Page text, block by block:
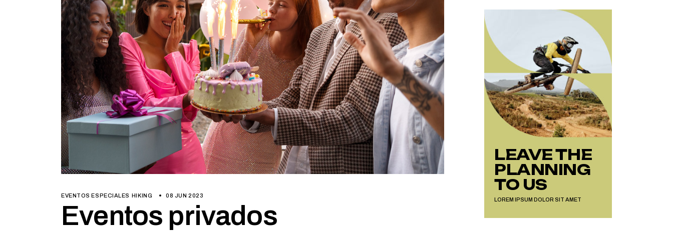
PERSONAL TÉCNICA 1
HORA
MEMBRESÍA: PASE DIARIO 2
HORAS – PRIMERA VEZ
MEMBRESÍA: PUNCH CARD
6 SESIONES
MEMBRESÍA: PUNCH CARD
10 SESIONES
MEMBRESÍA: CLASE
GRUPAL TÉCNICA 2 HORAS
MEMBRESÍA: PUNCH CARD
10 SESIONES
MEMBRESÍA: CLASE
GRUPAL TÉCNICA 2 HORAS
EVENTOS ESPECIALES HIKING 08 JUN 2023
Eventos privados
LEAVE THE
PLANNING
TO US
LOREM IPSUM DOLOR SIT AMET